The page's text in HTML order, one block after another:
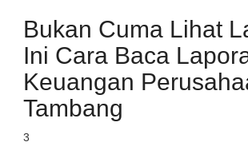
Bukan Cuma Lihat
Ini Cara Baca
Keuangan
Tambang
3